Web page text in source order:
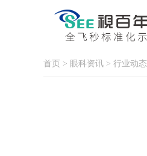
首页 > 眼科资讯 > 行业动态